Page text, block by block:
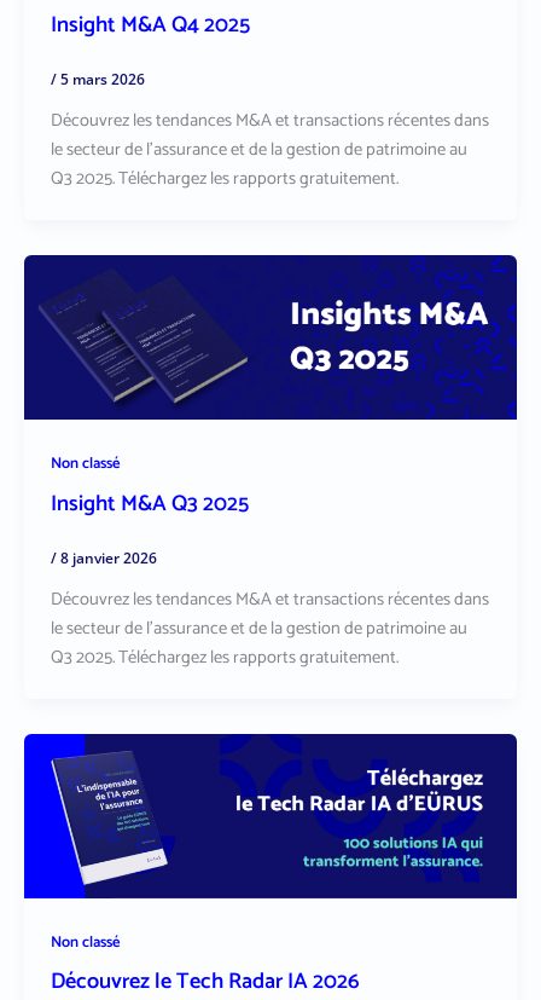
Insight M&A Q4 2025
/5 mars 2026
Découvrez les tendances M&A et transactions récentes dans
le secteur de l’assurance et de la gestion de patrimoine au
Q3 2025. Téléchargez les rapports gratuitement.
Non classé
Insight M&A Q3 2025
/8 janvier 2026
Découvrez les tendances M&A et transactions récentes dans
le secteur de l’assurance et de la gestion de patrimoine au
Q3 2025. Téléchargez les rapports gratuitement.
Non classé
Découvrez le Tech Radar IA 2026